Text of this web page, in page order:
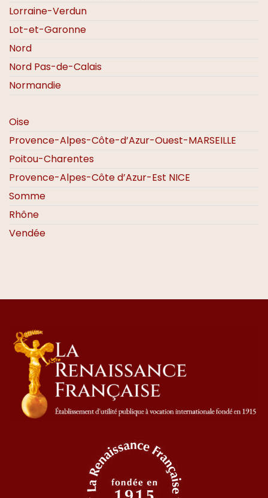
Lorraine-Verdun
Lot-et-Garonne
Nord
Nord Pas-de-Calais
Normandie
Oise
Provence-Alpes-Côte-d’Azur-Ouest-MARSEILLE
Poitou-Charentes
Provence-Alpes-Côte d’Azur-Est NICE
Somme
Rhône
Vendée